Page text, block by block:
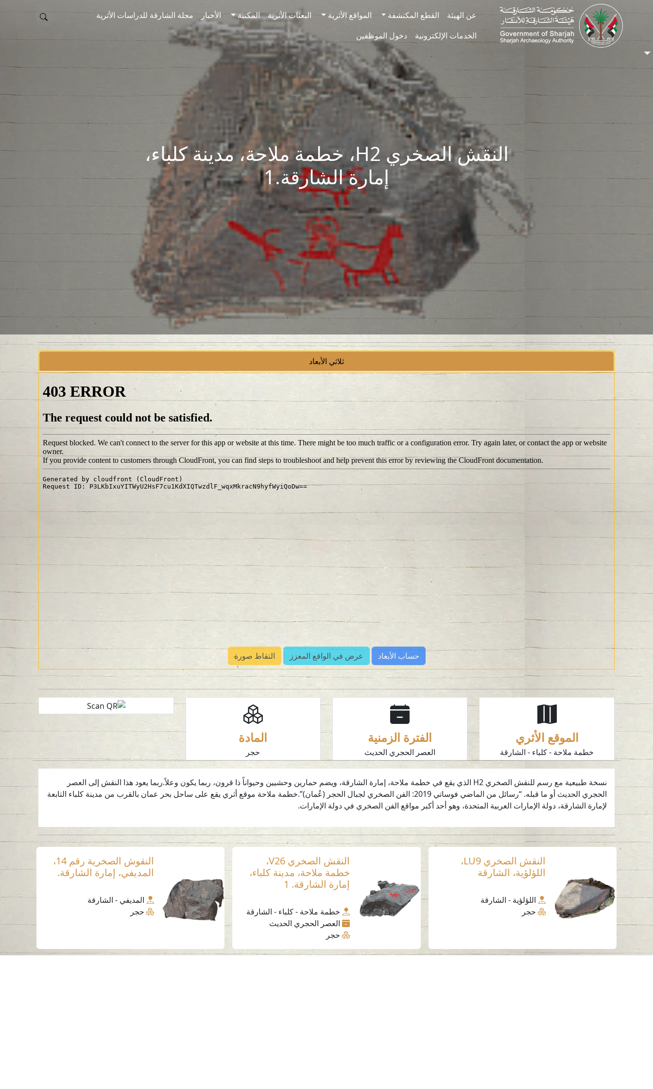
Skip to main content
عن الهيئة
القطع المكتشفة المواقع الأثرية البعثات الأثرية المكتبة الأخبار
مجلة الشارقة للدراسات الأثرية
الخدمات الإلكترونية
دخول الموظفين
النقش الصخري H2، خطمة ملاحة، مدينة كلباء،
إمارة الشارقة.1
ثلاثي الأبعاد
حساب الأبعاد عرض في الواقع المعزز التقاط صورة
الموقع الأثري
خطمة ملاحة - كلباء - الشارقة
الفترة الزمنية
العصر الحجري الحديث
المادة
حجر
نسخة طبيعية مع رسم للنقش الصخري H2 الذي يقع في خطمة ملاحة، إمارة الشارقة، ويضم حمارين وحشيين وحيواناً ذا قرون، ربما يكون وعلاً.ربما يعود هذا النقش إلى العصر
الحجري الحديث أو ما قبله. “رسائل من الماضي فوساتي 2019: الفن الصخري لجبال الحجر (عُمان)”.خطمة ملاحة موقع أثري يقع على ساحل بحر عمان بالقرب من مدينة كلباء التابعة
لإمارة الشارقة، دولة الإمارات العربية المتحدة، وهو أحد أكبر مواقع الفن الصخري في دولة الإمارات.
النقش الصخري LU9،
اللؤلؤية، الشارقة
اللؤلؤية - الشارقة
حجر
النقش الصخري V26،
خطمة ملاحة، مدينة كلباء،
إمارة الشارقة. 1
خطمة ملاحة - كلباء - الشارقة
العصر الحجري الحديث
حجر
النقوش الصخرية رقم 14،
المديفي، إمارة الشارقة.
المديفي - الشارقة
حجر